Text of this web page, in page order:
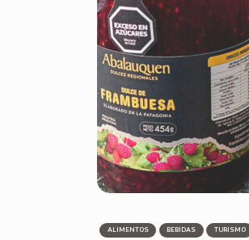
ALIMENTOS BEBIDAS TURISMO